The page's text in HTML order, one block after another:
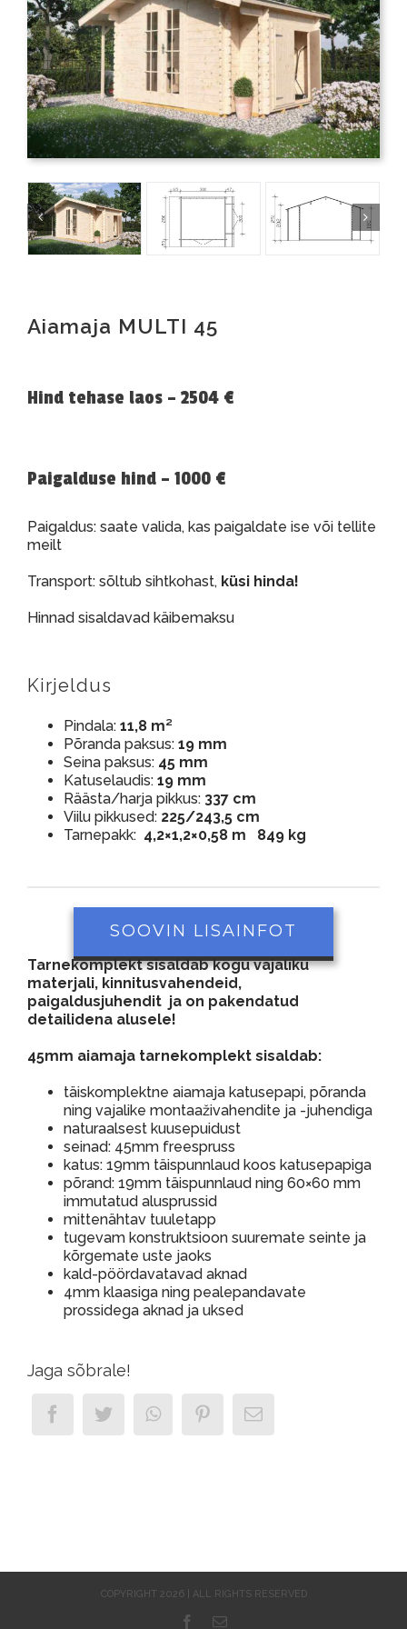
Aiamaja MULTI 45
Hind tehase laos – 2504 €
Paigalduse hind – 1000 €
Paigaldus: saate valida, kas paigaldate ise või tellite
meilt
Transport: sõltub sihtkohast, küsi hinda!
Hinnad sisaldavad käibemaksu
Kirjeldus
Pindala: 11,8 m²
Põranda paksus: 19 mm
Seina paksus: 45 mm
Katuselaudis: 19 mm
Räästa/harja pikkus: 337 cm
Viilu pikkused: 225/243,5 cm
Tarnepakk: 4,2×1,2×0,58 m 849 kg
SOOVIN LISAINFOT
Tarnekomplekt sisaldab kogu vajaliku
materjali, kinnitusvahendeid,
paigaldusjuhendit ja on pakendatud
detailidena alusele!
45mm aiamaja tarnekomplekt sisaldab:
täiskomplektne aiamaja katusepapi, põranda
ning vajalike montaaživahendite ja -juhendiga
naturaalsest kuusepuidust
seinad: 45mm freespruss
katus: 19mm täispunnlaud koos katusepapiga
põrand: 19mm täispunnlaud ning 60×60 mm
immutatud alusprussid
mittenähtav tuuletapp
tugevam konstruktsioon suuremate seinte ja
kõrgemate uste jaoks
kald-pöördavatavad aknad
4mm klaasiga ning pealepandavate
prossidega aknad ja uksed
Jaga sõbrale!
COPYRIGHT 2026 | ALL RIGHTS RESERVED
Facebook
Email